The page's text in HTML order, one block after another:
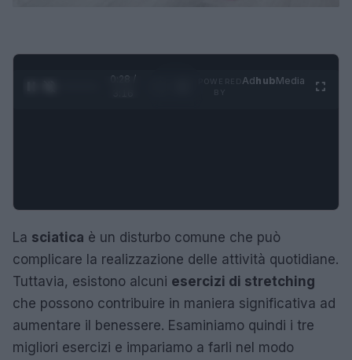
0:29 /
AdhubMedia
La sciatica è un disturbo comune che può
complicare la realizzazione delle attività quotidiane.
Tuttavia, esistono alcuni esercizi di stretching
che possono contribuire in maniera significativa ad
aumentare il benessere. Esaminiamo quindi i tre
migliori esercizi e impariamo a farli nel modo